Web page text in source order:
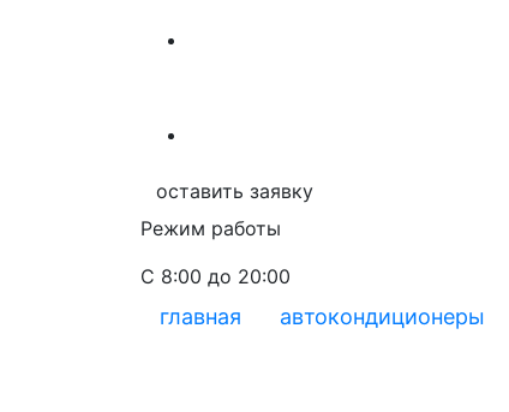
оставить заявку
Режим работы
С 8:00 до 20:00
главная автокондиционеры